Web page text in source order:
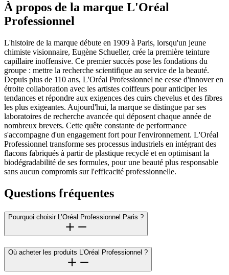
À propos de la marque L'Oréal
Professionnel
L'histoire de la marque débute en 1909 à Paris, lorsqu'un jeune
chimiste visionnaire, Eugène Schueller, crée la première teinture
capillaire inoffensive. Ce premier succès pose les fondations du
groupe : mettre la recherche scientifique au service de la beauté.
Depuis plus de 110 ans, L'Oréal Professionnel ne cesse d'innover en
étroite collaboration avec les artistes coiffeurs pour anticiper les
tendances et répondre aux exigences des cuirs chevelus et des fibres
les plus exigeantes. Aujourd'hui, la marque se distingue par ses
laboratoires de recherche avancée qui déposent chaque année de
nombreux brevets. Cette quête constante de performance
s'accompagne d'un engagement fort pour l'environnement. L'Oréal
Professionnel transforme ses processus industriels en intégrant des
flacons fabriqués à partir de plastique recyclé et en optimisant la
biodégradabilité de ses formules, pour une beauté plus responsable
sans aucun compromis sur l'efficacité professionnelle.
Questions fréquentes
Pourquoi choisir L’Oréal Professionnel Paris ?
Où acheter les produits L’Oréal Professionnel ?